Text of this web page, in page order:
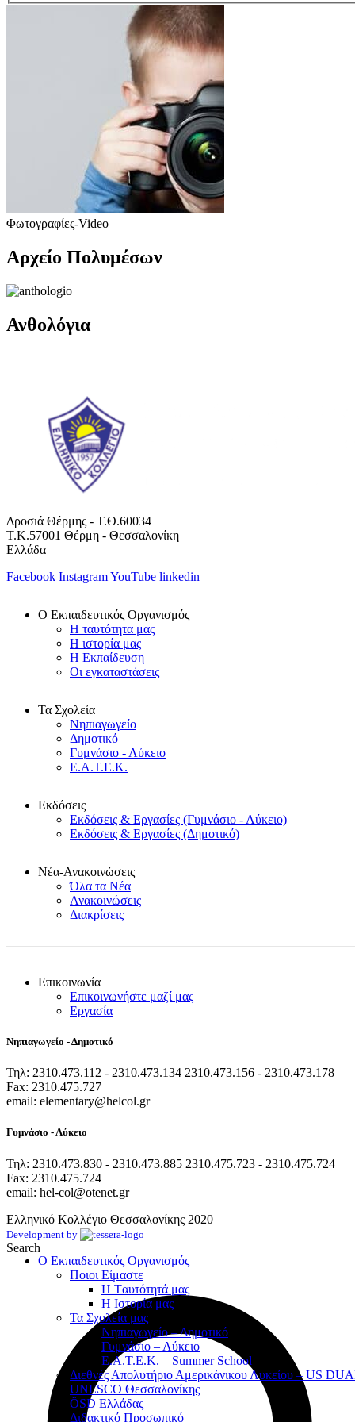
Φωτογραφίες-Video
Αρχείο Πολυμέσων
Ανθολόγια
Δροσιά Θέρμης - Τ.Θ.60034
Τ.Κ.57001 Θέρμη - Θεσσαλονίκη
Ελλάδα
Facebook InstagramYouTube linkedin
Ο Εκπαιδευτικός Οργανισμός
Η ταυτότητα μας
Η ιστορία μας
Η Εκπαίδευση
Οι εγκαταστάσεις
Τα Σχολεία
Νηπιαγωγείο
Δημοτικό
Γυμνάσιο - Λύκειο
Ε.Α.Τ.Ε.Κ.
Εκδόσεις
Εκδόσεις & Εργασίες (Γυμνάσιο - Λύκειο)
Εκδόσεις & Εργασίες (Δημοτικό)
Νέα-Ανακοινώσεις
Όλα τα Νέα
Ανακοινώσεις
Διακρίσεις
Επικοινωνία
Επικοινωνήστε μαζί μας
Εργασία
Νηπιαγωγείο - Δημοτικό
Τηλ: 2310.473.112 - 2310.473.134 2310.473.156 - 2310.473.178
Fax: 2310.475.727
email: elementary@helcol.gr
Γυμνάσιο - Λύκειο
Τηλ: 2310.473.830 - 2310.473.885 2310.475.723 - 2310.475.724
Fax: 2310.475.724
email: hel-col@otenet.gr
Ελληνικό Κολλέγιο Θεσσαλονίκης 2020
Development by
Search
Ο Εκπαιδευτικός Οργανισμός
Ποιοι Είμαστε
Η Tαυτότητά μας
Η Ιστορία μας
Τα Σχολεία μας
Νηπιαγωγείο – Δημοτικό
Γυμνάσιο – Λύκειο
Ε.Α.Τ.Ε.Κ. – Summer School
Διεθνές Απολυτήριο Αμερικάνικου Λυκείου – US
UNESCO Θεσσαλονίκης
ÖSD Ελλάδας
Διδακτικό Προσωπικό